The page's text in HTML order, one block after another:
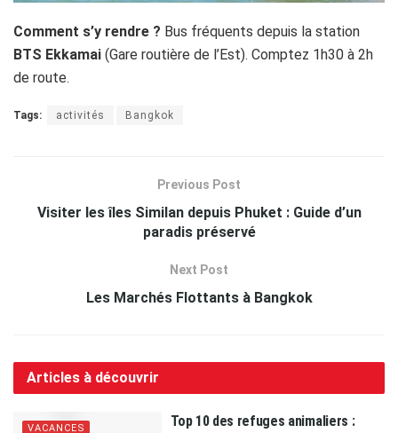
Comment s’y rendre ? Bus fréquents depuis la station
BTS Ekkamai (Gare routière de l’Est). Comptez 1h30 à 2h
de route.
Tags: activités Bangkok
Previous Post
Visiter les îles Similan depuis Phuket : Guide d’un
paradis préservé
Next Post
Les Marchés Flottants à Bangkok
Articles à découvrir
VACANCES
Top 10 des refuges animaliers :